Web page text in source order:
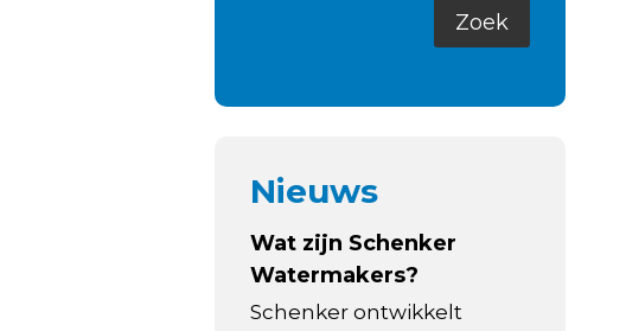
Nieuws
Wat zijn Schenker
Watermakers?
Schenker ontwikkelt